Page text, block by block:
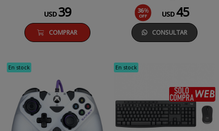
USD 39
COMPRAR
36%
OFF USD 45
CONSULTAR
En stock En stock